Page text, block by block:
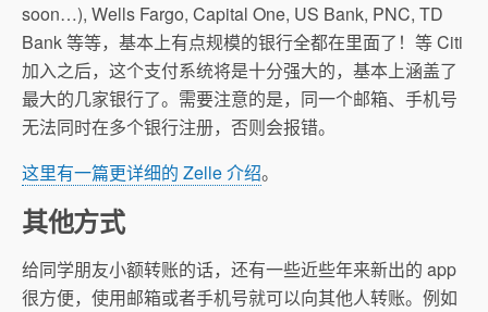
soon…), Wells Fargo, Capital One, US Bank, PNC, TD
Bank 等等，基本上有点规模的银行全都在里面了！等 Citi
加入之后，这个支付系统将是十分强大的，基本上涵盖了
最大的几家银行了。需要注意的是，同一个邮箱、手机号
无法同时在多个银行注册，否则会报错。
这里有一篇更详细的 Zelle 介绍。
其他方式
给同学朋友小额转账的话，还有一些近些年来新出的 app
很方便，使用邮箱或者手机号就可以向其他人转账。例如